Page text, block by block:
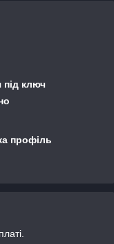
під ключ
профіль